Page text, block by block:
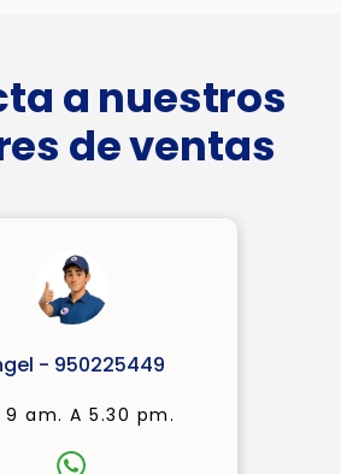
a nuestros
de ventas
- 950225449
9 am. A 5.30 pm.